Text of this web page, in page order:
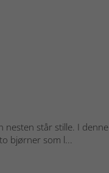
nesten står stille. I denne
bjørner som l...